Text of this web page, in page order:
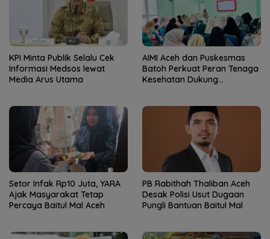
KPI Minta Publik Selalu Cek
Informasi Medsos lewat
Media Arus Utama
AIMI Aceh dan Puskesmas
Batoh Perkuat Peran Tenaga
Kesehatan Dukung
Setor Infak Rp10 Juta, YARA
Ajak Masyarakat Tetap
Percaya Baitul Mal Aceh
PB Rabithah Thaliban Aceh
Desak Polisi Usut Dugaan
Pungli Bantuan Baitul Mal